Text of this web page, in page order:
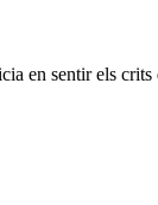
en sentir els